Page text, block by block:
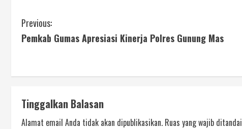
Previous:
Pemkab Gumas Apresiasi Kinerja Polres Gunung Mas
Tinggalkan Balasan
Alamat email Anda tidak akan dipublikasikan. Ruas yang wajib ditandai